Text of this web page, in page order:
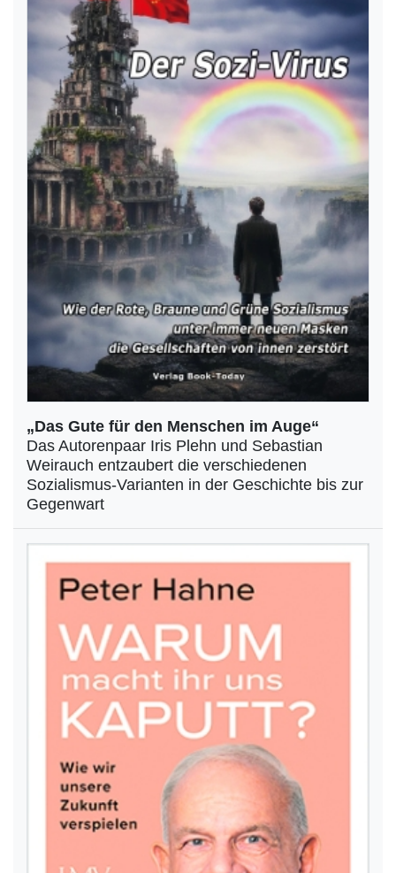
„Das Gute für den Menschen im Auge“
Das Autorenpaar Iris Plehn und Sebastian
Weirauch entzaubert die verschiedenen
Sozialismus-Varianten in der Geschichte bis zur
Gegenwart